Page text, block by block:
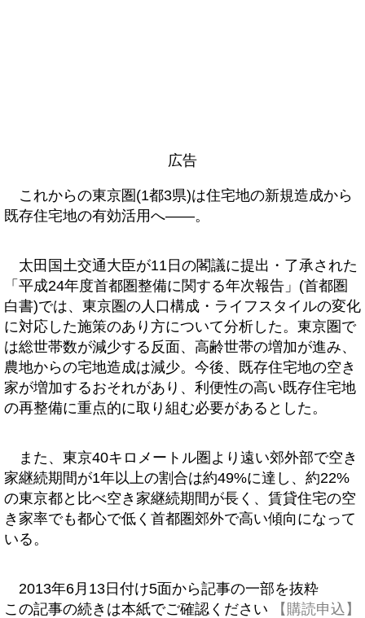
広告
これからの東京圏(1都3県)は住宅地の新規造成から
既存住宅地の有効活用へ――。
太田国土交通大臣が11日の閣議に提出・了承された
「平成24年度首都圏整備に関する年次報告」(首都圏
白書)では、東京圏の人口構成・ライフスタイルの変化
に対応した施策のあり方について分析した。東京圏で
は総世帯数が減少する反面、高齢世帯の増加が進み、
農地からの宅地造成は減少。今後、既存住宅地の空き
家が増加するおそれがあり、利便性の高い既存住宅地
の再整備に重点的に取り組む必要があるとした。
また、東京40キロメートル圏より遠い郊外部で空き
家継続期間が1年以上の割合は約49%に達し、約22%
の東京都と比べ空き家継続期間が長く、賃貸住宅の空
き家率でも都心で低く首都圏郊外で高い傾向になって
いる。
2013年6月13日付け5面から記事の一部を抜粋
この記事の続きは本紙でご確認ください
【購読申込】